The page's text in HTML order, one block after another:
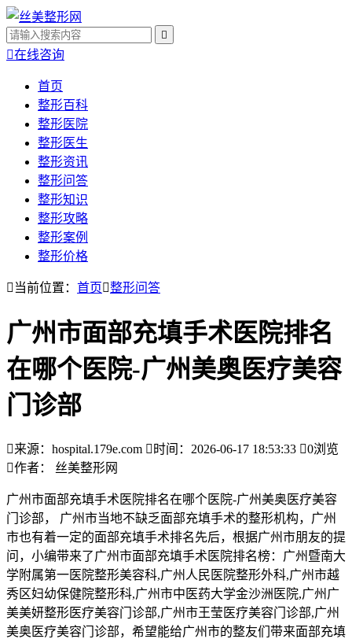

在线咨询
首页
整形百科
整形医院
整形医生
整形资讯
整形问答
整形知识
整形攻略
整形案例
整形价格
 当前位置： 首页整形问答
广州市面部充填手术医院排名
在哪个医院-广州美奥医疗美容
门诊部
来源：hospital.179e.com  时间：2026-06-17 18:53:33 0浏览
作者： 丝美整形网
广州市面部充填手术医院排名在哪个医院-广州美奥医疗美容
门诊部， 广州市当地不缺乏面部充填手术的整形机构，广州
市也有着一定的面部充填手术排名先后，根据广州市朋友的提
问，小编带来了广州市面部充填手术医院排名榜：广州暨南大
学附属第一医院整形美容科,广州人民医院整形外科,广州市越
秀区妇幼保健院整形科,广州市中医药大学金沙洲医院,广州广
美美妍整形医疗美容门诊部,广州市王莹医疗美容门诊部,广州
美奥医疗美容门诊部，希望能给广州市的整友们带来面部充填